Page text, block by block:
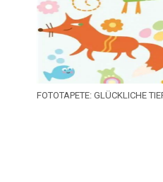
FOTOTAPETE: GLÜCKLICHE